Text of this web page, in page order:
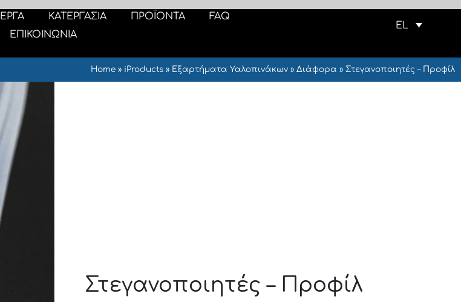
ΕΡΓΑ ΚΑΤΕΡΓΑΣΙΑ ΠΡΟΪΟΝΤΑ
FAQ
ΕΠΙΚΟΙΝΩΝΙΑ
EL
Home» iProducts» Εξαρτήματα Υαλοπινάκων» Διάφορα » Στεγανοποιητές – Προφίλ
Στεγανοποιητές – Προφίλ